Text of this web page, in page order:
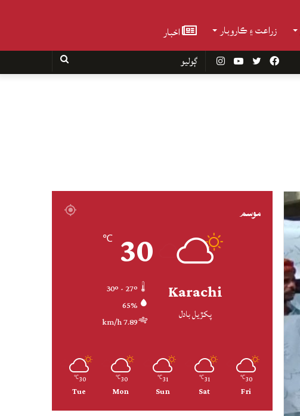
زراعت ۽ ڪاروبار اخبار
InstagramYouTube Twitter
Facebook
موسم
Karachi
پکڙيل بادل
30
℃
65%
7.89 km/h
30
℃
Fri
31
℃
Sat
31
℃
Sun
30
℃
Mon
30
℃
Tue